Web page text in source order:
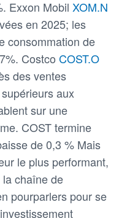
Exxon Mobil XOM.N
en 2025; les
consommation de
Costco COST.O
des ventes
aux
sur une
COST termine
de 0,3 % Mais
le plus performant,
chaîne de
pourparlers pour se